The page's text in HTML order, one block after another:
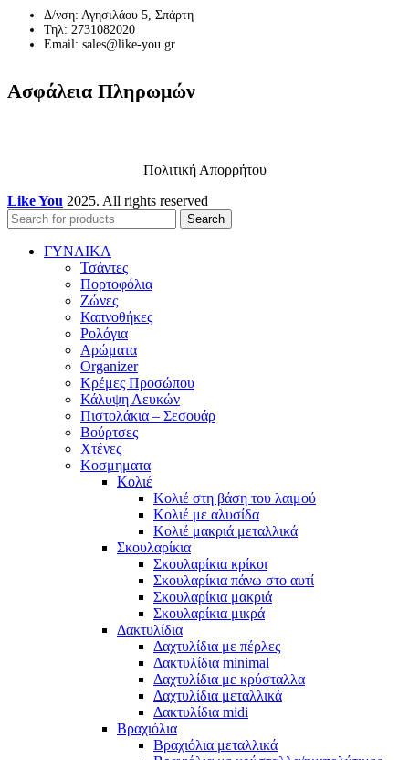
Δ/νση: Αγησιλάου 5, Σπάρτη
Τηλ: 2731082020
Email: sales@like-you.gr
Ασφάλεια Πληρωμών
Πολιτική Απορρήτου
Like You 2025. All rights reserved
Search
ΓΥΝΑΙΚΑ
Τσάντες
Πορτοφόλια
Ζώνες
Καπνοθήκες
Ρολόγια
Αρώματα
Organizer
Κρέμες Προσώπου
Κάλυψη Λευκών
Πιστολάκια – Σεσουάρ
Βούρτσες
Χτένες
Κοσμηματα
Κολιέ
Κολιέ στη βάση του λαιμού
Κολιέ με αλυσίδα
Κολιέ μακριά μεταλλικά
Σκουλαρίκια
Σκουλαρίκια κρίκοι
Σκουλαρίκια πάνω στο αυτί
Σκουλαρίκια μακριά
Σκουλαρίκια μικρά
Δακτυλίδια
Δαχτυλίδια με πέρλες
Δακτυλίδια minimal
Δαχτυλίδια με κρύσταλλα
Δαχτυλίδια μεταλλικά
Δακτυλίδια midi
Βραχιόλια
Βραχιόλια μεταλλικά